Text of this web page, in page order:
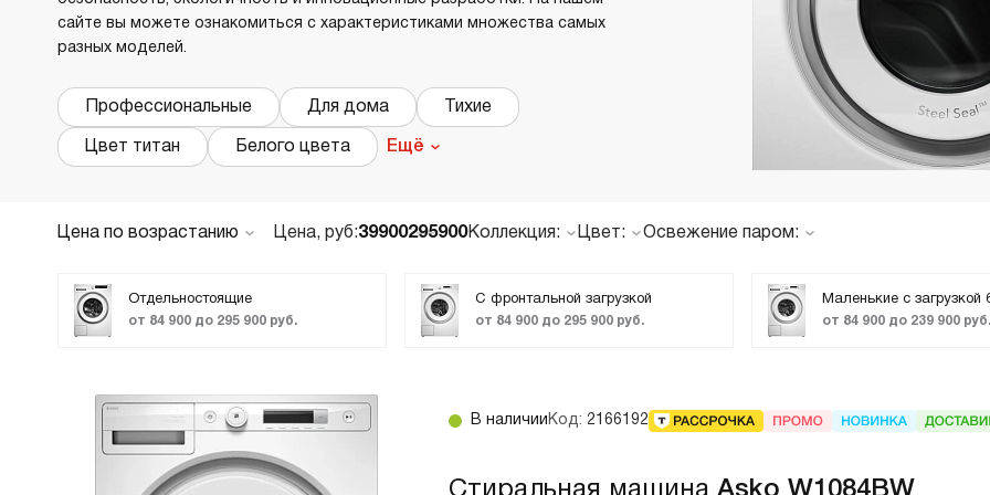
Встраиваемые
Винные шкафы
Винные шкафы
сайте вы можете ознакомиться с характеристиками множества самых
разных моделей.
Профессиональные Для дома Тихие
Цвет титан Белого цвета Ещё
Цена по возрастанию
Новинки
Акции и Скидки
Цена, руб:39900295900Коллекция:
Classic
Logic
Цвет: Освежение паром:
Отдельностоящие
от 84 900 до 295 900 руб.
С фронтальной загрузкой
от 84 900 до 295 900 руб.
Маленькие с загрузкой
от 84 900 до 239 900 руб.
2166192
Представляем стиральную машину ASKO
W1084BW в классическом белом цвете –
В наличии Код: 2166192